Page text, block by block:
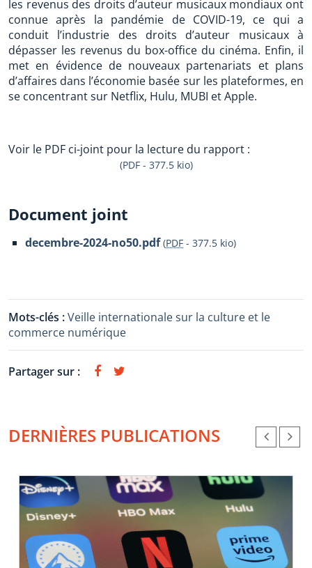
les revenus des droits d’auteur musicaux mondiaux ont
connue après la pandémie de COVID-19, ce qui a
conduit l’industrie des droits d’auteur musicaux à
dépasser les revenus du box-office du cinéma. Enfin, il
met en évidence de nouveaux partenariats et plans
d’affaires dans l’économie basée sur les plateformes, en
se concentrant sur Netflix, Hulu, MUBI et Apple.
Voir le PDF ci-joint pour la lecture du rapport :
(PDF - 377.5 kio)
Document joint
decembre-2024-no50.pdf (PDF - 377.5 kio)
Mots-clés :Veille internationale sur la culture et le
commerce numérique
Partager sur :
DERNIÈRES PUBLICATIONS